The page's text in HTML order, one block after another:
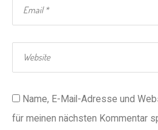
Name, E-Mail-Adresse und
für meinen nächsten Kommentar